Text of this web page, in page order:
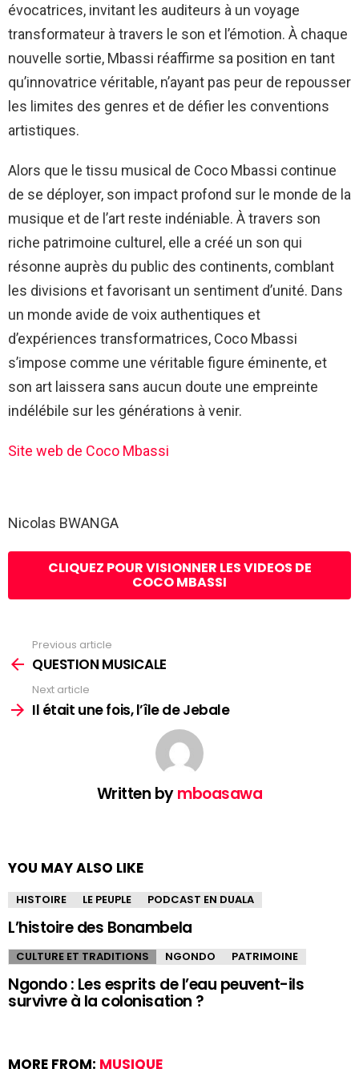
évocatrices, invitant les auditeurs à un voyage
transformateur à travers le son et l’émotion. À chaque
nouvelle sortie, Mbassi réaffirme sa position en tant
qu’innovatrice véritable, n’ayant pas peur de repousser
les limites des genres et de défier les conventions
artistiques.
Alors que le tissu musical de Coco Mbassi continue
de se déployer, son impact profond sur le monde de la
musique et de l’art reste indéniable. À travers son
riche patrimoine culturel, elle a créé un son qui
résonne auprès du public des continents, comblant
les divisions et favorisant un sentiment d’unité. Dans
un monde avide de voix authentiques et
d’expériences transformatrices, Coco Mbassi
s’impose comme une véritable figure éminente, et
son art laissera sans aucun doute une empreinte
indélébile sur les générations à venir.
Site web de Coco Mbassi
Nicolas BWANGA
CLIQUEZ POUR VISIONNER LES VIDEOS DE
COCO MBASSI
more
Previous article
QUESTION MUSICALE
Next article
Il était une fois, l’île de Jebale
Written bymboasawa
YOU MAY ALSO LIKE
HISTOIRE LE PEUPLE PODCAST EN DUALA
L’histoire des Bonambela
CULTURE ET TRADITIONS NGONDO PATRIMOINE
Ngondo : Les esprits de l’eau peuvent-ils
survivre à la colonisation ?
MORE FROM: MUSIQUE